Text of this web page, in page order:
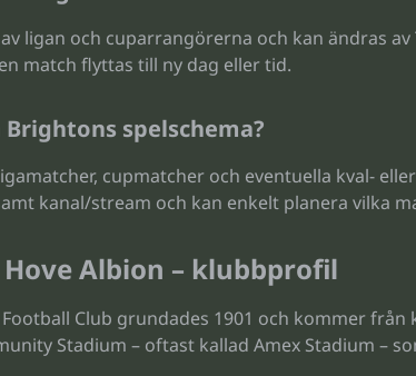
ligan och cuparrangörerna och kan ändras
match flyttas till ny dag eller tid.
spelschema?
cupmatcher och eventuella kval-
kanal/stream och kan enkelt planera vilka
Albion – klubbprofil
Club grundades 1901 och kommer
Stadium – oftast kallad Amex Stadium –